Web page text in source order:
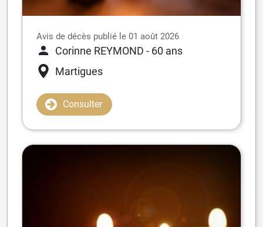
Avis de décès publié le 01 août 2026
Corinne REYMOND - 60 ans
Martigues
Consulter